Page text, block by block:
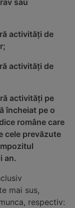
sau
activităţi de
activităţi de
activităţi pe
încheiat pe o
române care
cele prevăzute
an.
mai sus,
respectiv: